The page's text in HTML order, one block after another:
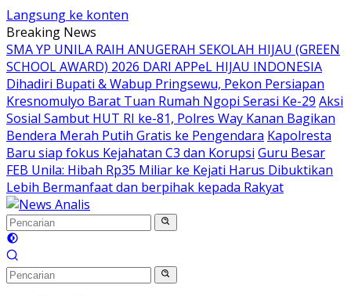
Langsung ke konten
Breaking News
SMA YP UNILA RAIH ANUGERAH SEKOLAH HIJAU (GREEN
SCHOOL AWARD) 2026 DARI APPeL HIJAU INDONESIA
Dihadiri Bupati & Wabup Pringsewu, Pekon Persiapan
Kresnomulyo Barat Tuan Rumah Ngopi Serasi Ke-29 Aksi
Sosial Sambut HUT RI ke-81, Polres Way Kanan Bagikan
Bendera Merah Putih Gratis ke Pengendara Kapolresta
Baru siap fokus Kejahatan C3 dan Korupsi Guru Besar
FEB Unila: Hibah Rp35 Miliar ke Kejati Harus Dibuktikan
Lebih Bermanfaat dan berpihak kepada Rakyat